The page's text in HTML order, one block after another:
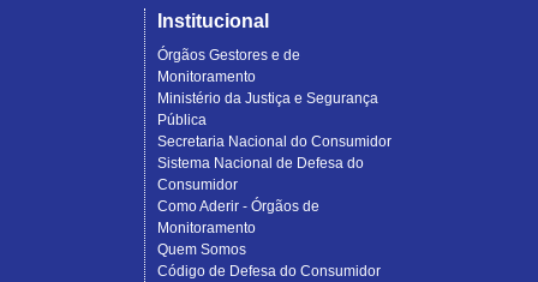
Institucional
Órgãos Gestores e de
Monitoramento
Ministério da Justiça e Segurança
Pública
Secretaria Nacional do Consumidor
Sistema Nacional de Defesa do
Consumidor
Como Aderir - Órgãos de
Monitoramento
Quem Somos
Código de Defesa do Consumidor